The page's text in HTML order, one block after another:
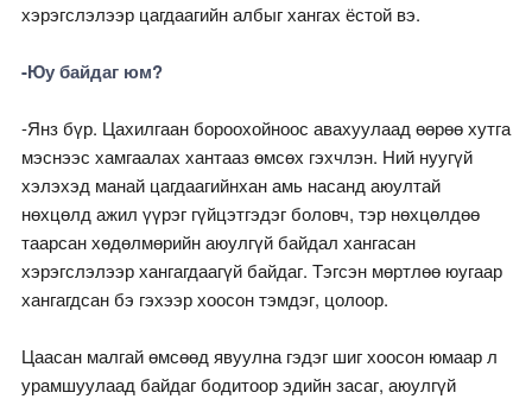
хэрэгслэлээр цагдаагийн албыг хангах ёстой вэ.
-Юу байдаг юм?
-Янз бүр. Цахилгаан бороохойноос авахуулаад өөрөө хутга
мэснээс хамгаалах хантааз өмсөх гэхчлэн. Ний нуугүй
хэлэхэд манай цагдаагийнхан амь насанд аюултай
нөхцөлд ажил үүрэг гүйцэтгэдэг боловч, тэр нөхцөлдөө
таарсан хөдөлмөрийн аюулгүй байдал хангасан
хэрэгслэлээр хангагдаагүй байдаг. Тэгсэн мөртлөө юугаар
хангагдсан бэ гэхээр хоосон тэмдэг, цолоор.
Цаасан малгай өмсөөд явуулна гэдэг шиг хоосон юмаар л
урамшуулаад байдаг бодитоор эдийн засаг, аюулгүй